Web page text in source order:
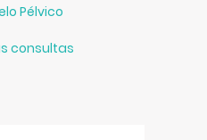
Pélvico
consultas